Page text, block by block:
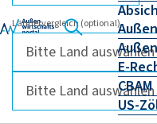
E-
CBAM
US-
Ländervergleich (optional)